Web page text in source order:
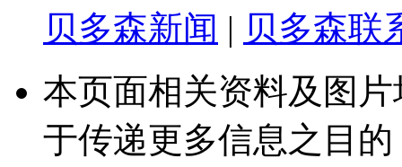
贝多森新闻 | 贝多森联
本页面相关资料及图
于传递更多信息之目